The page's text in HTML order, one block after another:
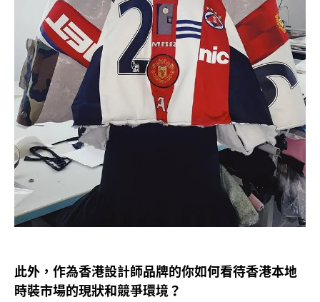
此外 ， 作為香港設計師品牌的你如何看待香港本地
時裝市場的現狀和競爭環境？